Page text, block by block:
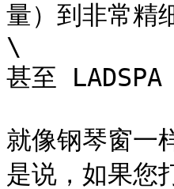
量）到非常精
\
甚至
就像钢琴窗一
是说，如果您